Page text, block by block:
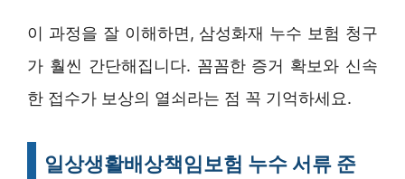
이 과정을 잘 이해하면, 삼성화재 누수 보험 청구
가 훨씬 간단해집니다. 꼼꼼한 증거 확보와 신속
한 접수가 보상의 열쇠라는 점 꼭 기억하세요.
일상생활배상책임보험 누수 서류 준